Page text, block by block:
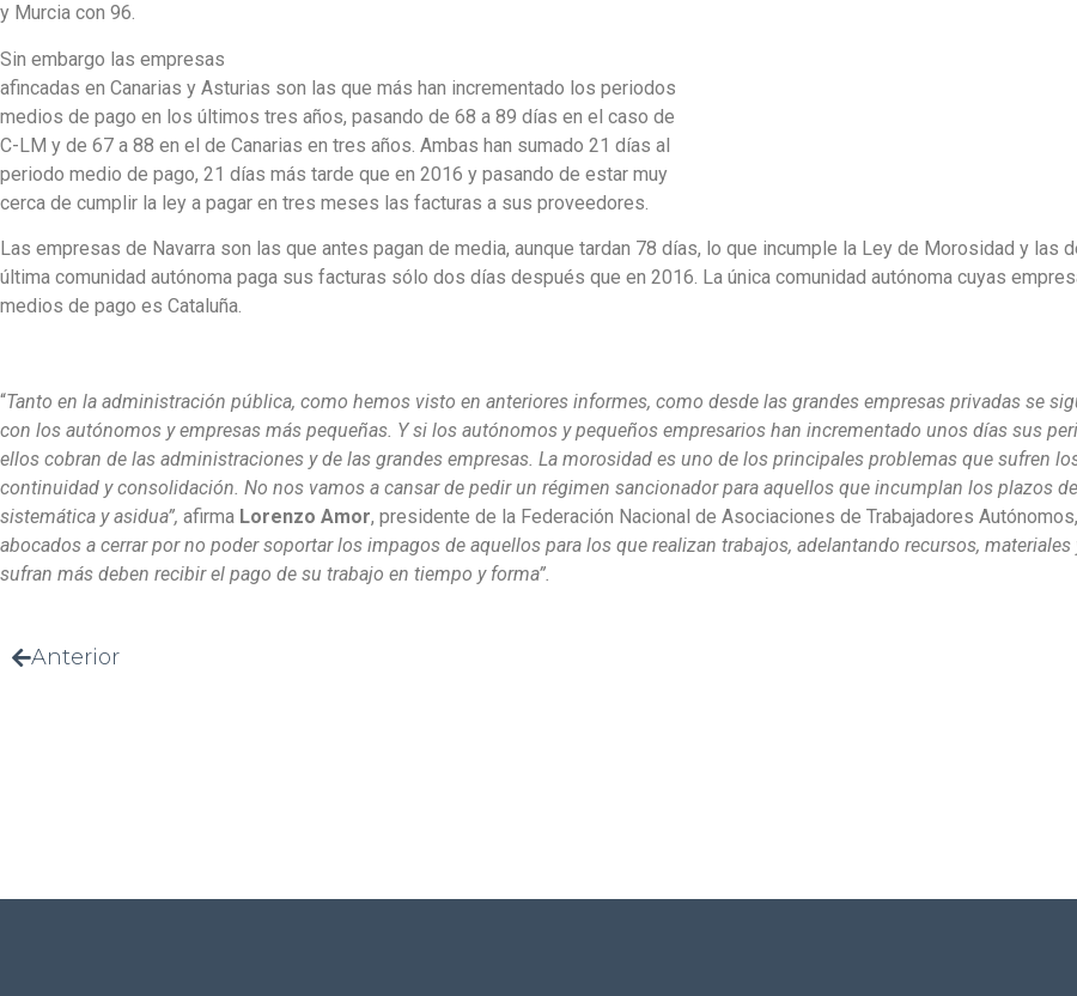
y Murcia con 96.
Sin embargo las empresas
afincadas en Canarias y Asturias son las que más han incrementado los periodos
medios de pago en los últimos tres años, pasando de 68 a 89 días en el caso de
C-LM y de 67 a 88 en el de Canarias en tres años. Ambas han sumado 21 días al
periodo medio de pago, 21 días más tarde que en 2016 y pasando de estar muy
cerca de cumplir la ley a pagar en tres meses las facturas a sus proveedores.
Las empresas de Navarra son las que antes pagan de media, aunque tardan 78 días, lo que incumple la Ley de Morosidad y las
última comunidad autónoma paga sus facturas sólo dos días después que en 2016. La única comunidad autónoma cuyas
medios de pago es Cataluña.
“Tanto en la administración pública, como hemos visto en anteriores informes, como desde las grandes empresas privadas se
con los autónomos y empresas más pequeñas. Y si los autónomos y pequeños empresarios han incrementado unos días sus
ellos cobran de las administraciones y de las grandes empresas. La morosidad es uno de los principales problemas que sufren
continuidad y consolidación. No nos vamos a cansar de pedir un régimen sancionador para aquellos que incumplan los plazos
sistemática y asidua”, afirma Lorenzo Amor, presidente de la Federación Nacional de Asociaciones de Trabajadores Autónomos,
abocados a cerrar por no poder soportar los impagos de aquellos para los que realizan trabajos, adelantando recursos,
sufran más deben recibir el pago de su trabajo en tiempo y forma”.
Anterior